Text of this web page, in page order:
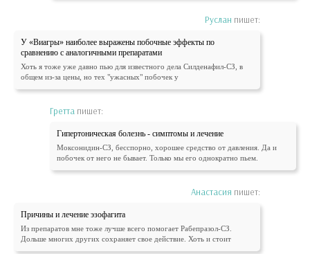
Руслан пишет:
У «Виагры» наиболее выражены побочные эффекты по
сравнению с аналогичными препаратами
Хоть я тоже уже давно пью для известного дела Силденафил-СЗ, в
общем из-за цены, но тех "ужасных" побочек у
Гретта пишет:
Гипертоническая болезнь - симптомы и лечение
Моксонидин-СЗ, бесспорно, хорошее средство от давления. Да и
побочек от него не бывает. Только мы его однократно пьем.
Анастасия пишет:
Причины и лечение эзофагита
Из препаратов мне тоже лучше всего помогает Рабепразол-СЗ.
Дольше многих других сохраняет свое действие. Хоть и стоит